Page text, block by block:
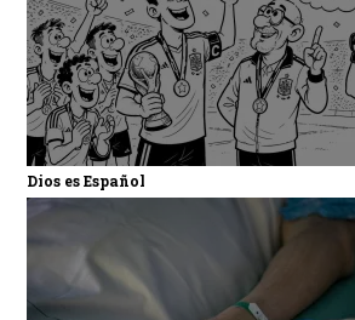
Dios es Español